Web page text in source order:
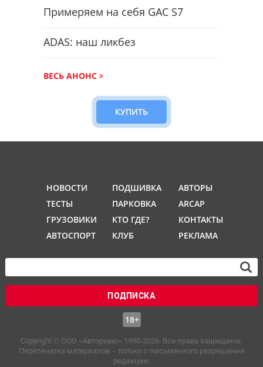
Примеряем на себя GAC S7
ADAS: наш ликбез
ВЕСЬ АНОНС
КУПИТЬ
НОВОСТИ
ТЕСТЫ
ГРУЗОВИКИ
АВТОСПОРТ
ПОДШИВКА
ПАРКОВКА
КТО ГДЕ?
КЛУБ
АВТОРЫ
ARCAP
КОНТАКТЫ
РЕКЛАМА
ПОДПИСКА
18+
Copyright © OOO «Авторевю» 1990-2026. Все права защищены.
Перепечатка материалов – только с письменного разрешения
редакции.